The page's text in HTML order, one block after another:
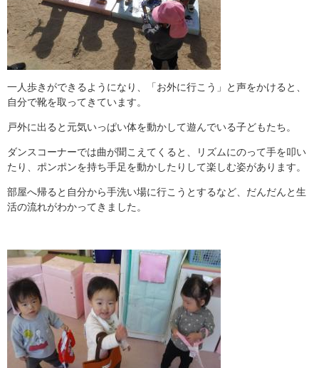
一人歩きができるようになり、「お外に行こう」と声をかけると、
自分で靴を取ってきています。
戸外に出ると元気いっぱい体を動かして遊んでいる子どもたち。
ダンスコーナーでは曲が聞こえてくると、リズムにのって手を叩い
たり、ポンポンを持ち手足を動かしたりして楽しむ姿があります。
部屋へ帰ると自分から手洗い場に行こうとするなど、だんだんと生
活の流れがわかってきました。